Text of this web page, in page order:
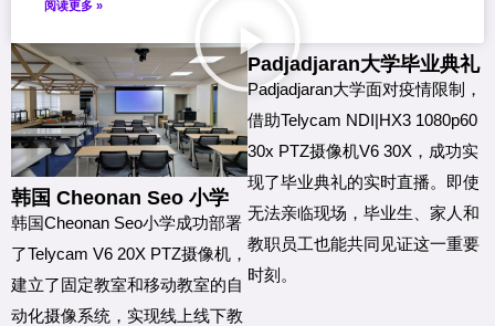
阅读更多 »
韩国 Cheonan Seo 小学
韩国Cheonan Seo小学成功部署
了Telycam V6 20X PTZ摄像机，
建立了固定教室和移动教室的自
动化摄像系统，实现线上线下教
Padjadjaran大学毕业典礼
Padjadjaran大学面对疫情限制，
借助Telycam NDI|HX3 1080p60
30x PTZ摄像机V6 30X，成功实
现了毕业典礼的实时直播。即使
无法亲临现场，毕业生、家人和
教职员工也能共同见证这一重要
时刻。